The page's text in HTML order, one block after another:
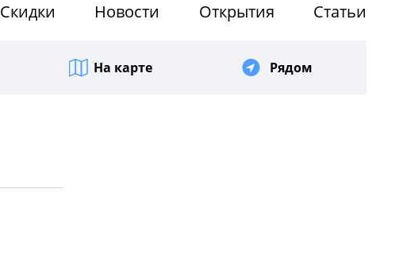
Скидки Новости Открытия Статьи
На карте Рядом